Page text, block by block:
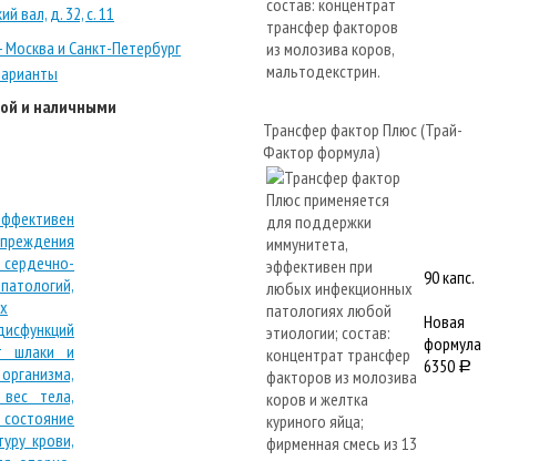
вал, д. 32, с. 11
и Санкт-Петербург
и наличными
Трансфер фактор Плюс (Трай-
Фактор формула)
90 капс.
Новая
формула
6350 a